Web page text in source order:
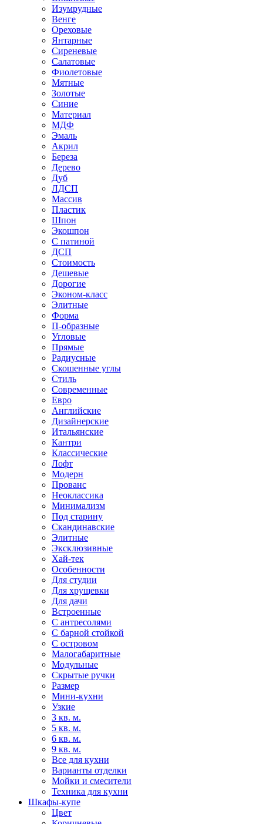
Изумрудные
Венге
Ореховые
Янтарные
Сиреневые
Салатовые
Фиолетовые
Мятные
Золотые
Синие
Материал
МДФ
Эмаль
Акрил
Береза
Дерево
Дуб
ЛДСП
Массив
Пластик
Шпон
Экошпон
С патиной
ДСП
Стоимость
Дешевые
Дорогие
Эконом-класс
Элитные
Форма
П-образные
Угловые
Прямые
Радиусные
Скошенные углы
Стиль
Современные
Евро
Английские
Дизайнерские
Итальянские
Кантри
Классические
Лофт
Модерн
Прованс
Неоклассика
Минимализм
Под старину
Скандинавские
Элитные
Эксклюзивные
Хай-тек
Особенности
Для студии
Для хрущевки
Для дачи
Встроенные
С антресолями
С барной стойкой
С островом
Малогабаритные
Модульные
Скрытые ручки
Размер
Мини-кухни
Узкие
3 кв. м.
5 кв. м.
6 кв. м.
9 кв. м.
Все для кухни
Варианты отделки
Мойки и смесители
Техника для кухни
Шкафы-купе
Цвет